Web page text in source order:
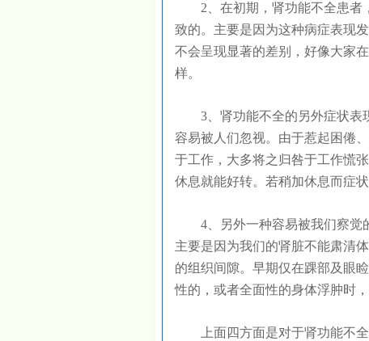
2、在初期，肾功能不全患者
致的。主要是因为这种病症表现
不会呈现显著的差别，好像大家
样。
3、肾功能不全的另外症状表
容易被人们忽视。由于惹起困倦
于工作，大多将之归咎于工作慌
休息就能好转。若稍加休息而
4、另外一种容易被我们察觉的
主要是因为我们的肾脏不能肃清
的组织间隙。早期仅在踝部及眼
性的，或者全面性的身体浮肿时
上面四方面是对于肾功能不全